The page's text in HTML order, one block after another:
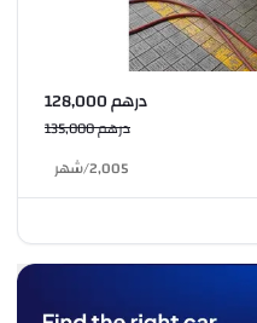
درهم 128,000
درهم 135,000
2,005
/شهر